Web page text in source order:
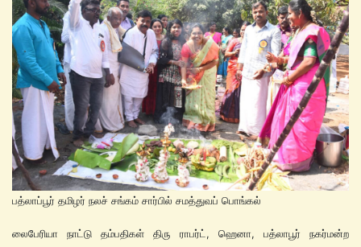
பத்லாப்பூர் தமிழர் நலச் சங்கம் சார்பில் சமத்துவப் பொங்கல்
லைபேரியா நாட்டு தம்பதிகள் திரு ராபர்ட், ஹெனா, பத்லாபூர் நகர்மன்ற